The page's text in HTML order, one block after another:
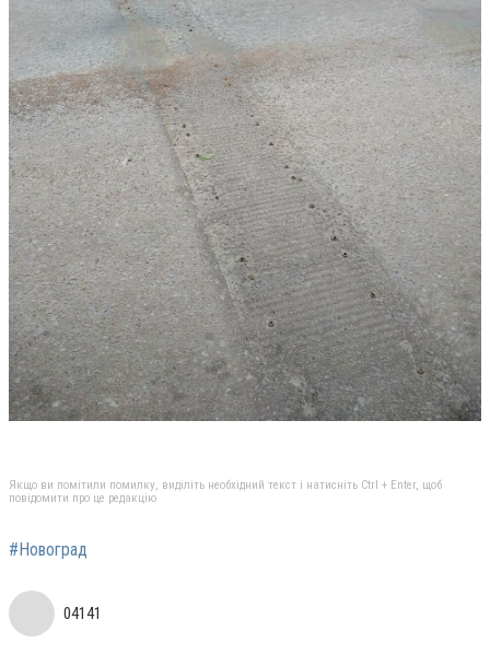
Якщо ви помітили помилку, виділіть необхідний текст і натисніть Ctrl + Enter, щоб
повідомити про це редакцію
#Новоград
04141